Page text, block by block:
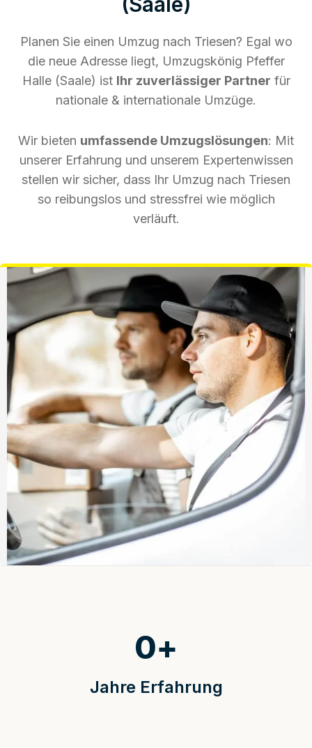
Planen Sie einen Umzug nach Triesen? Egal wo
die neue Adresse liegt, Umzugskönig Pfeffer
Halle (Saale) ist Ihr zuverlässiger Partner für
nationale & internationale Umzüge.
Wir bieten umfassende Umzugslösungen: Mit
unserer Erfahrung und unserem Expertenwissen
stellen wir sicher, dass Ihr Umzug nach Triesen
so reibungslos und stressfrei wie möglich
verläuft.
Jahre Erfahrung
0+